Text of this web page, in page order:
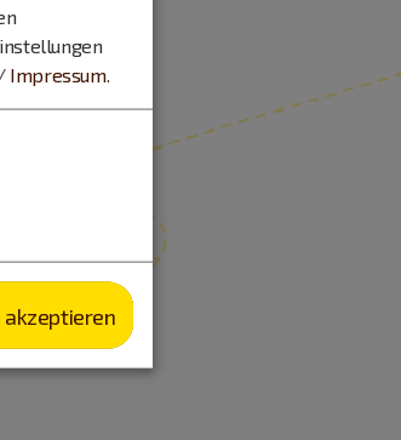
Impressum.
akzeptieren